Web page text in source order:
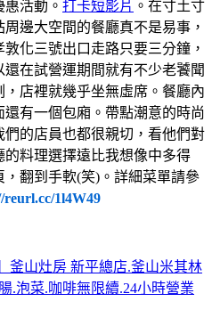
活動。 打卡短影片 。在寸土寸
邊大空間的餐廳真不是易事，
化三號出口走路只要三分鐘，
在試營運期間就有不少老饕聞
店裡就幾乎坐無虛席。餐廳內
有一個包廂。帶點潮意的時尚
的店員也都很親切，看他們對
料理選擇遠比我想像中多得
翻到手軟(笑)。詳細菜單請參
reurl.cc/1l4W49
釜山灶房 新平總店.釜山米其林
.泡菜.咖啡無限續.24小時營業